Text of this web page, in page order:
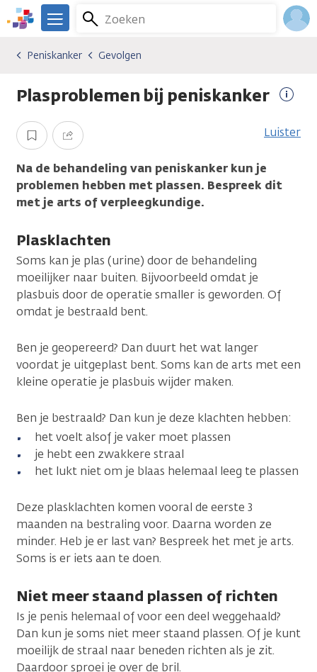
Overslaan
en
gaan
We
er
je.
Zoeken
Menu
Kankersoorten
Peniskanker
Gevolgen
Peniskanker Gevolgen
Plasproblemen bij peniskanker
Opslaan Delen Luister
Na de behandeling van peniskanker kun je
problemen hebben met plassen. Bespreek dit
met je arts of verpleegkundige.
Plasklachten
Soms kan je plas (urine) door de behandeling
moeilijker naar buiten. Bijvoorbeeld omdat je
plasbuis door de operatie smaller is geworden. Of
omdat je bestraald bent.
Ben je geopereerd? Dan duurt het wat langer
voordat je uitgeplast bent. Soms kan de arts met een
kleine operatie je plasbuis wijder maken.
Ben je bestraald? Dan kun je deze klachten hebben:
het voelt alsof je vaker moet plassen
je hebt een zwakkere straal
het lukt niet om je blaas helemaal leeg te plassen
Deze plasklachten komen vooral de eerste 3
maanden na bestraling voor. Daarna worden ze
minder. Heb je er last van? Bespreek het met je arts.
Soms is er iets aan te doen.
Niet meer staand plassen of richten
Is je penis helemaal of voor een deel weggehaald?
Dan kun je soms niet meer staand plassen. Of je kunt
moeilijk de straal naar beneden richten als je zit.
Daardoor sproei je over de bril.